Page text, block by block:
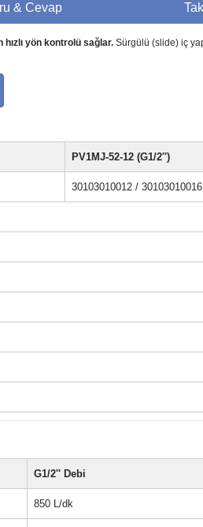
& Cevap
yön kontrolü sağlar. Sürgülü (slide) iç
PV1MJ-52-12 (G1/2'')
30103010012 / 30103010016
G1/2'' Debi
850 L/dk